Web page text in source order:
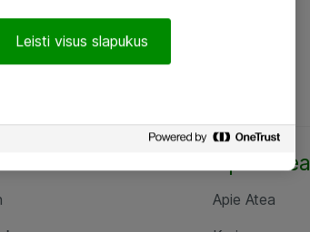
Apie Atea
Apie Atea
Leisti visus slapukus